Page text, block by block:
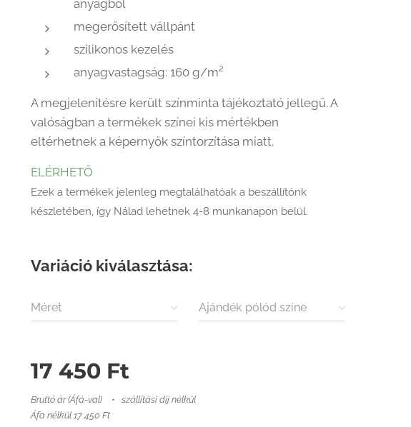
anyagból
megerősített vállpánt
szilikonos kezelés
anyagvastagság: 160 g/m²
A megjelenítésre került színminta tájékoztató jellegű. A
valóságban a termékek színei kis mértékben
eltérhetnek a képernyők színtorzítása miatt.
ELÉRHETŐ
Ezek a termékek jelenleg megtalálhatóak a beszállítónk
készletében, így Nálad lehetnek 4-8 munkanapon belül.
Variáció kiválasztása:
Méret Ajándék pólód színe
17 450 Ft
Bruttó ár (Áfá-val)
szállítási díj nélkül
Áfa nélkül 17 450 Ft